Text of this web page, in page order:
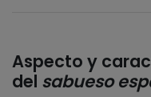
Aspecto y
del sabueso